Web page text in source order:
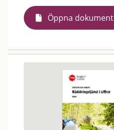
Öppna dokument